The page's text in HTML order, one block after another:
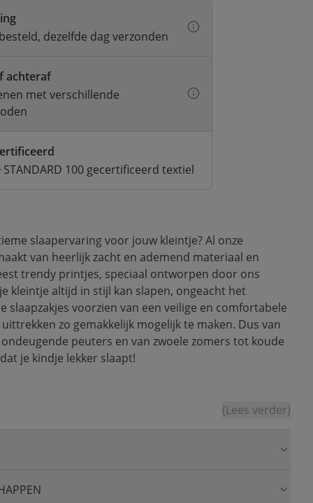
dezelfde dag verzonden
achteraf
met verschillende
STANDARD 100 gecertificeerd textiel
slaapervaring voor jouw kleintje? Al onze
van heerlijk zacht en ademend materiaal en
trendy printjes, speciaal ontworpen door ons
kleintje altijd in stijl kan slapen, ongeacht het
slaapzakjes voorzien van een veilige en comfortabele
zo gemakkelijk mogelijk te maken. Dus van
peuters en van zwoele zomers tot koude
je kindje lekker slaapt!
(Lees verder)